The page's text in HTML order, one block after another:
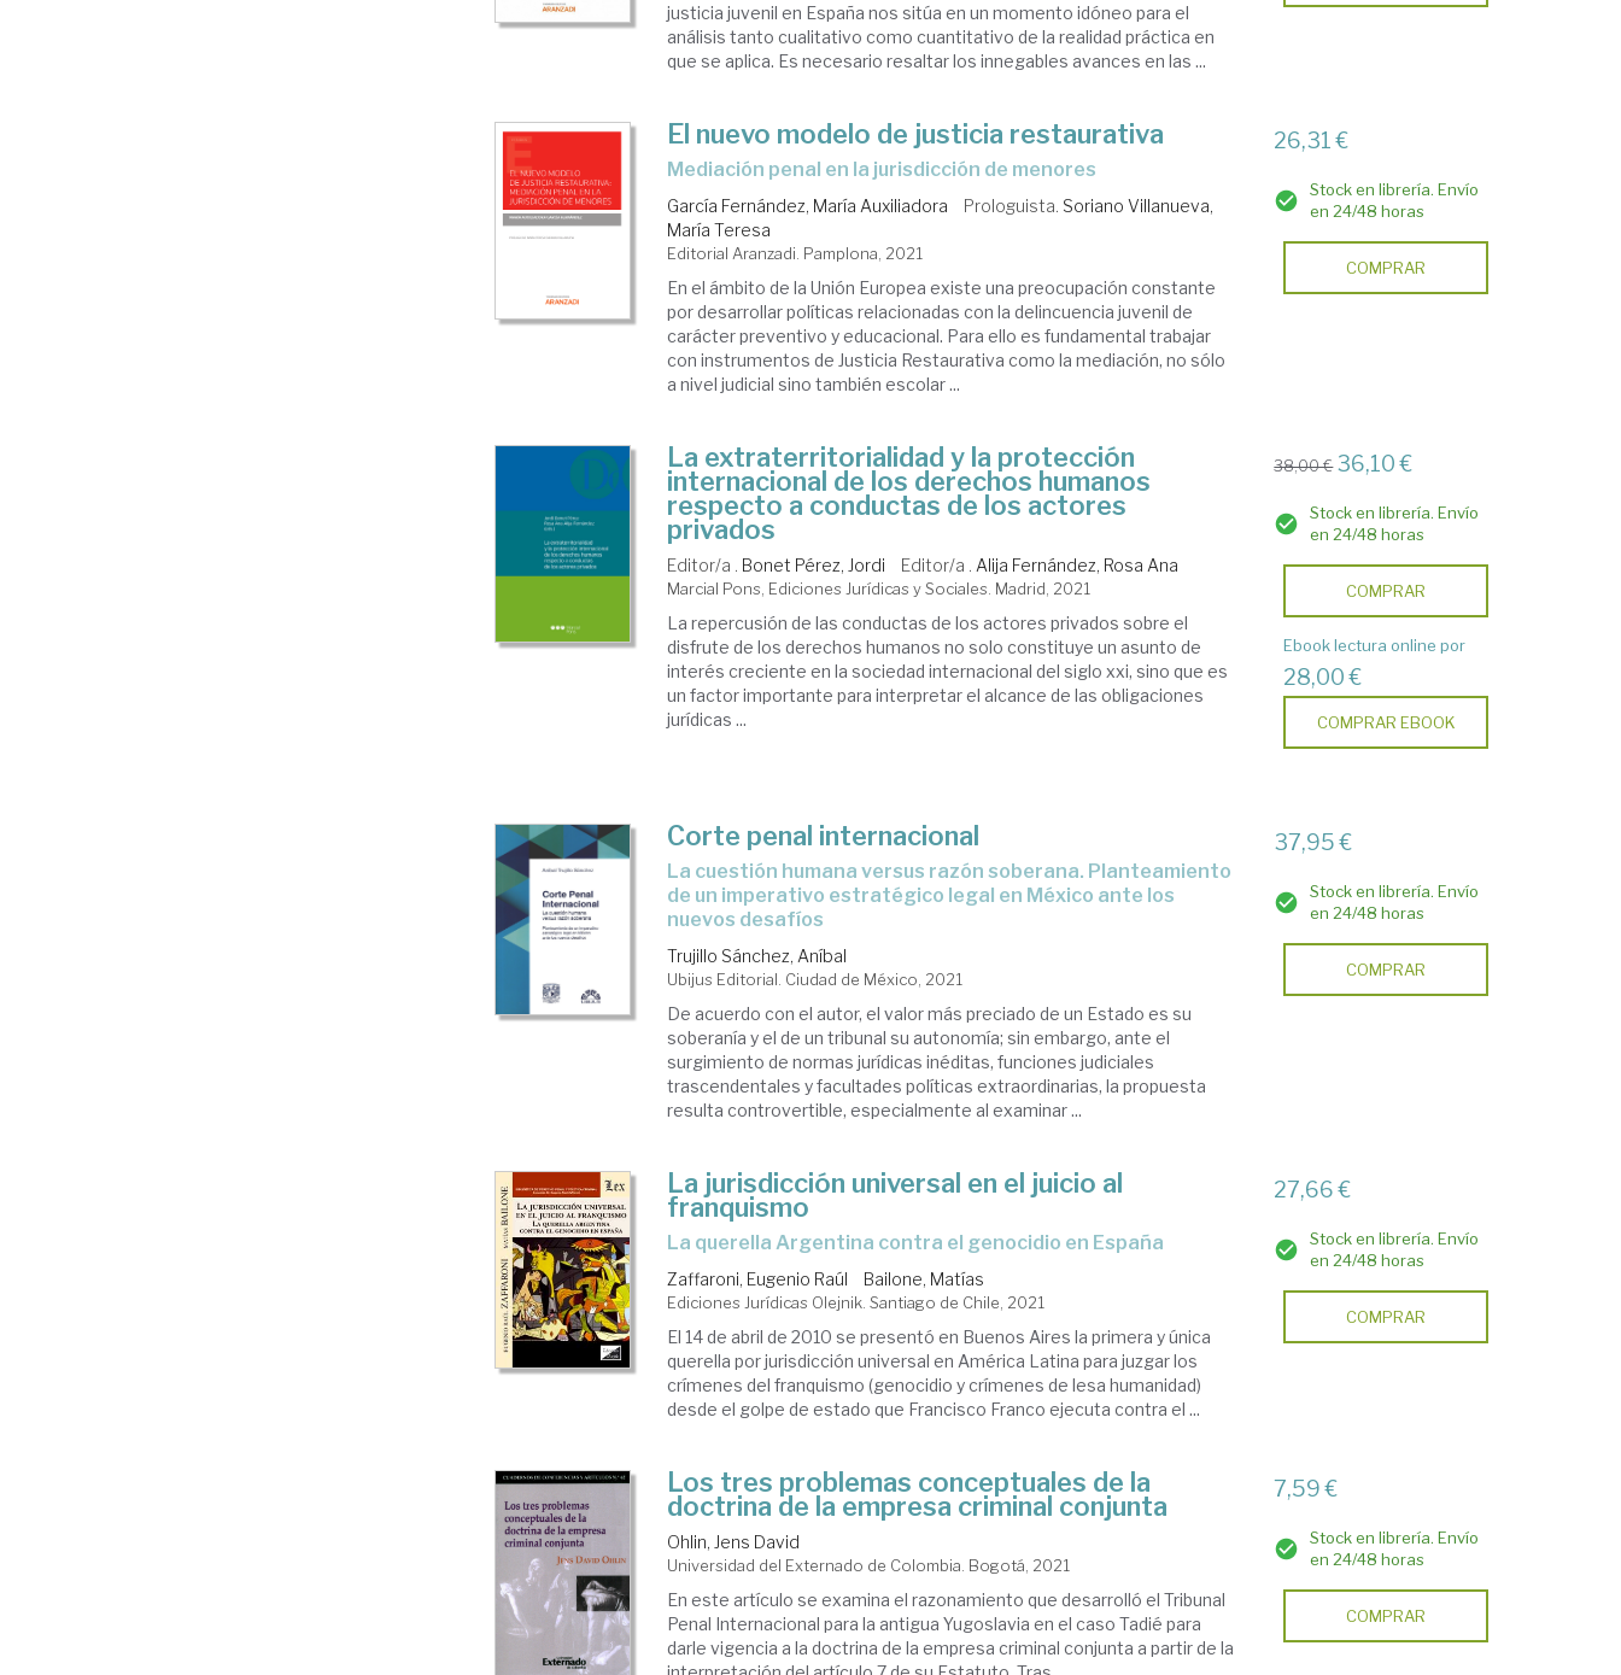
justicia juvenil en España nos sitúa en un momento idóneo para el
análisis tanto cualitativo como cuantitativo de la realidad práctica en
que se aplica. Es necesario resaltar los innegables avances en las ...
El nuevo modelo de justicia restaurativa
mediación penal en la jurisdicción de menores
García Fernández, María Auxiliadora Prologuista. Soriano Villanueva,
María Teresa
Editorial Aranzadi. Pamplona, 2021
En el ámbito de la Unión Europea existe una preocupación constante
por desarrollar políticas relacionadas con la delincuencia juvenil de
carácter preventivo y educacional. Para ello es fundamental trabajar
con instrumentos de Justicia Restaurativa como la mediación, no sólo
a nivel judicial sino también escolar ...
26,31 €
Stock en librería. Envío
en 24/48 horas
COMPRAR
La extraterritorialidad y la protección
internacional de los derechos humanos
respecto a conductas de los actores
privados
Editor/a . Bonet Pérez, Jordi Editor/a . Alija Fernández, Rosa Ana
Marcial Pons, Ediciones Jurídicas y Sociales. Madrid, 2021
La repercusión de las conductas de los actores privados sobre el
disfrute de los derechos humanos no solo constituye un asunto de
interés creciente en la sociedad internacional del siglo xxi, sino que es
un factor importante para interpretar el alcance de las obligaciones
jurídicas ...
38,00 € 36,10 €
Stock en librería. Envío
en 24/48 horas
COMPRAR
Ebook lectura online por
28,00 €
COMPRAR EBOOK
Corte penal internacional
La cuestión humana versus razón soberana. Planteamiento
de un imperativo estratégico legal en México ante los
nuevos desafíos
Trujillo Sánchez, Aníbal
Ubijus Editorial. Ciudad de México, 2021
De acuerdo con el autor, el valor más preciado de un Estado es su
soberanía y el de un tribunal su autonomía; sin embargo, ante el
surgimiento de normas jurídicas inéditas, funciones judiciales
trascendentales y facultades políticas extraordinarias, la propuesta
resulta controvertible, especialmente al examinar ...
37,95 €
Stock en librería. Envío
en 24/48 horas
COMPRAR
La jurisdicción universal en el juicio al
franquismo
la querella Argentina contra el genocidio en España
Zaffaroni, Eugenio Raúl Bailone, Matías
Ediciones Jurídicas Olejnik. Santiago de Chile, 2021
El 14 de abril de 2010 se presentó en Buenos Aires la primera y única
querella por jurisdicción universal en América Latina para juzgar los
crímenes del franquismo (genocidio y crímenes de lesa humanidad)
desde el golpe de estado que Francisco Franco ejecuta contra el ...
27,66 €
Stock en librería. Envío
en 24/48 horas
COMPRAR
Los tres problemas conceptuales de la
doctrina de la empresa criminal conjunta
Ohlin, Jens David
Universidad del Externado de Colombia. Bogotá, 2021
En este artículo se examina el razonamiento que desarrolló el Tribunal
Penal Internacional para la anti­gua Yugoslavia en el caso Tadié para
darle vigencia a la doctrina de la empresa criminal conjunta a partir de la
7,59 €
Stock en librería. Envío
en 24/48 horas
COMPRAR